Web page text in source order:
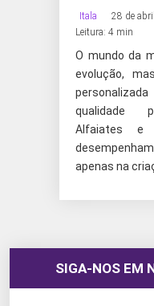
Itala 28 de
Leitura: 4 min
O mundo da
evolução,
qualidade
Alfaiates e
apenas na
SIGA-NOS EM